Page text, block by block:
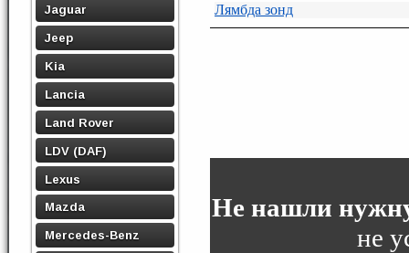
Jaguar
Jeep
Kia
Lancia
Land Rover
LDV (DAF)
Lexus
Mazda
Mercedes-Benz
Лямбда зонд
Не нашли
не